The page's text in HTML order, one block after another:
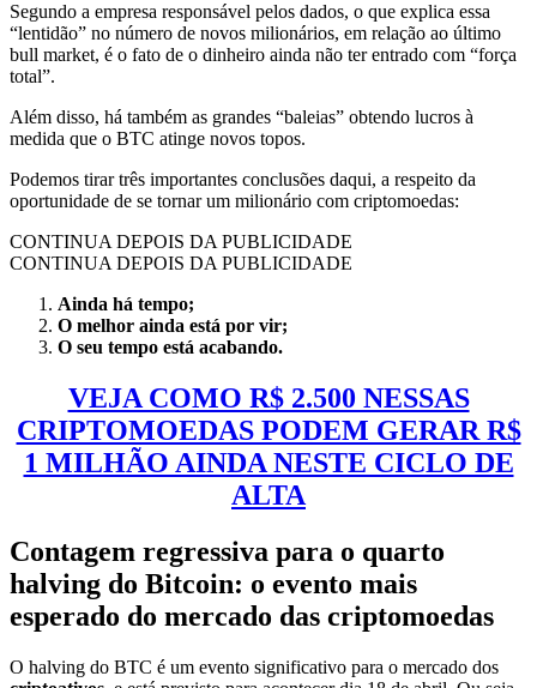
Segundo a empresa responsável pelos dados, o que explica essa
“lentidão” no número de novos milionários, em relação ao último
bull market, é o fato de o dinheiro ainda não ter entrado com “força
total”.
Além disso, há também as grandes “baleias” obtendo lucros à
medida que o BTC atinge novos topos.
Podemos tirar três importantes conclusões daqui, a respeito da
oportunidade de se tornar um milionário com criptomoedas:
CONTINUA DEPOIS DA PUBLICIDADE
CONTINUA DEPOIS DA PUBLICIDADE
Ainda há tempo;
O melhor ainda está por vir;
O seu tempo está acabando.
VEJA COMO R$ 2.500 NESSAS
CRIPTOMOEDAS PODEM GERAR R$
1 MILHÃO AINDA NESTE CICLO DE
ALTA
Contagem regressiva para o quarto
halving do Bitcoin: o evento mais
esperado do mercado das criptomoedas
O halving do BTC é um evento significativo para o mercado dos